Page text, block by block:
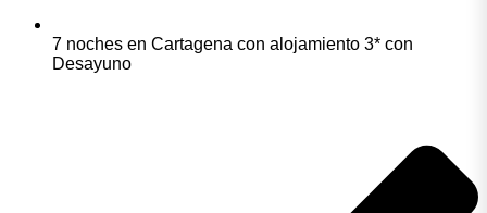
7 noches en Cartagena con alojamiento 3* con
Desayuno